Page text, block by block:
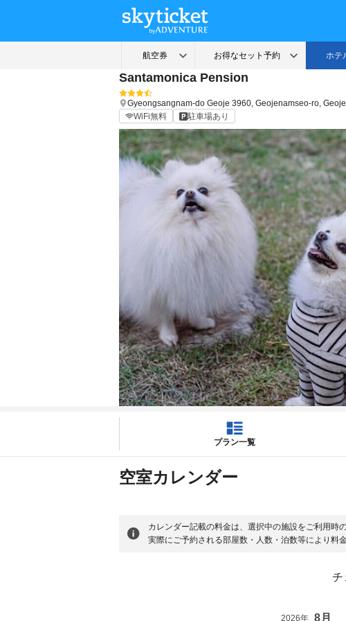
Santamonica Pension
Gyeongsangnam-do Geoje 3960, Geojenamseo-ro,
WiFi無料
駐車場あり
プラン一覧
空室カレンダー
カレンダー記載の料金は、選択中の施設をご利用時
実際にご予約される部屋数・人数・泊数等により料
チ
2026年 8月